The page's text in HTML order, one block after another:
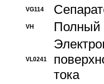
VG114
VH Полный
VL0241
тока